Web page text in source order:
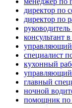
директор по
директор по
консультант
управляющий
специалист
кухонный
управляющий
главный
ночной
помощник по